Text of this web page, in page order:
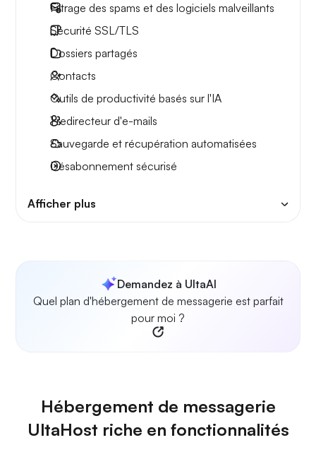
Filtrage des spams et des logiciels malveillants
Sécurité SSL/TLS
Dossiers partagés
Contacts
Outils de productivité basés sur l'IA
1 redirecteur d'e-mails
Sauvegarde et récupération automatisées
Désabonnement sécurisé
Afficher plus
Demandez à UltaAI
Quel plan d'hébergement de messagerie est parfait
pour moi ?
Hébergement de messagerie
UltaHost riche en fonctionnalités